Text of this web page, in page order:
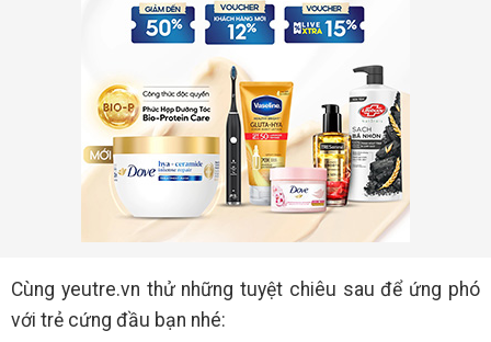
Cùng yeutre.vn thử những tuyệt chiêu sau để ứng phó
với trẻ cứng đầu bạn nhé: